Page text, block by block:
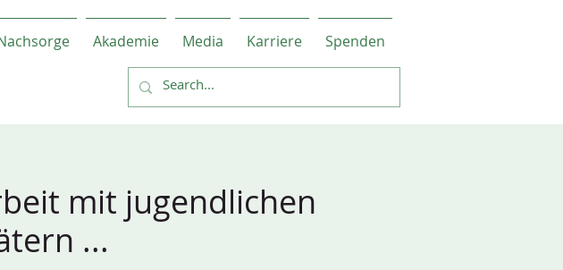
Akademie Media Karriere Spenden
mit jugendlichen
...